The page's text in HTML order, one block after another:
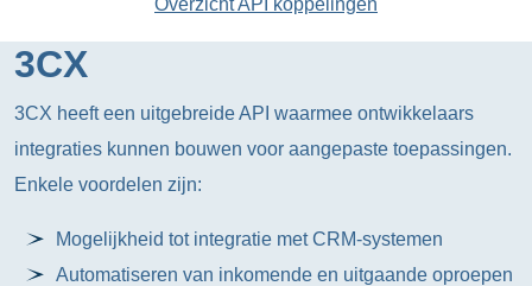
Overzicht API koppelingen
3CX
3CX heeft een uitgebreide API waarmee ontwikkelaars
integraties kunnen bouwen voor aangepaste toepassingen.
Enkele voordelen zijn:
Mogelijkheid tot integratie met CRM-systemen
Automatiseren van inkomende en uitgaande oproepen